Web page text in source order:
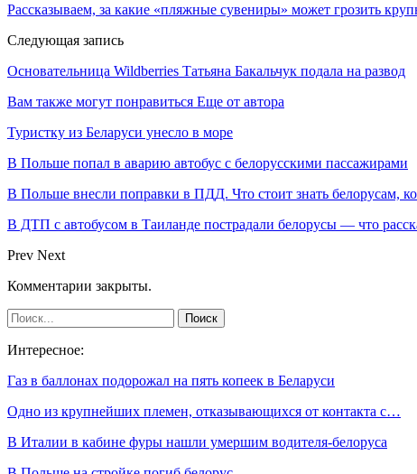
Рассказываем, за какие «пляжные сувениры» может грозить
Следующая запись
Основательница Wildberries Татьяна Бакальчук подала на развод
Вам также могут понравиться Еще от автора
Туристку из Беларуси унесло в море
В Польше попал в аварию автобус с белорусскими пассажирами
В Польше внесли поправки в ПДД. Что стоит знать белорусам,
В ДТП с автобусом в Таиланде пострадали белорусы — что
Prev Next
Комментарии закрыты.
Интересное:
Газ в баллонах подорожал на пять копеек в Беларуси
Одно из крупнейших племен, отказывающихся от контакта с…
В Италии в кабине фуры нашли умершим водителя-белоруса